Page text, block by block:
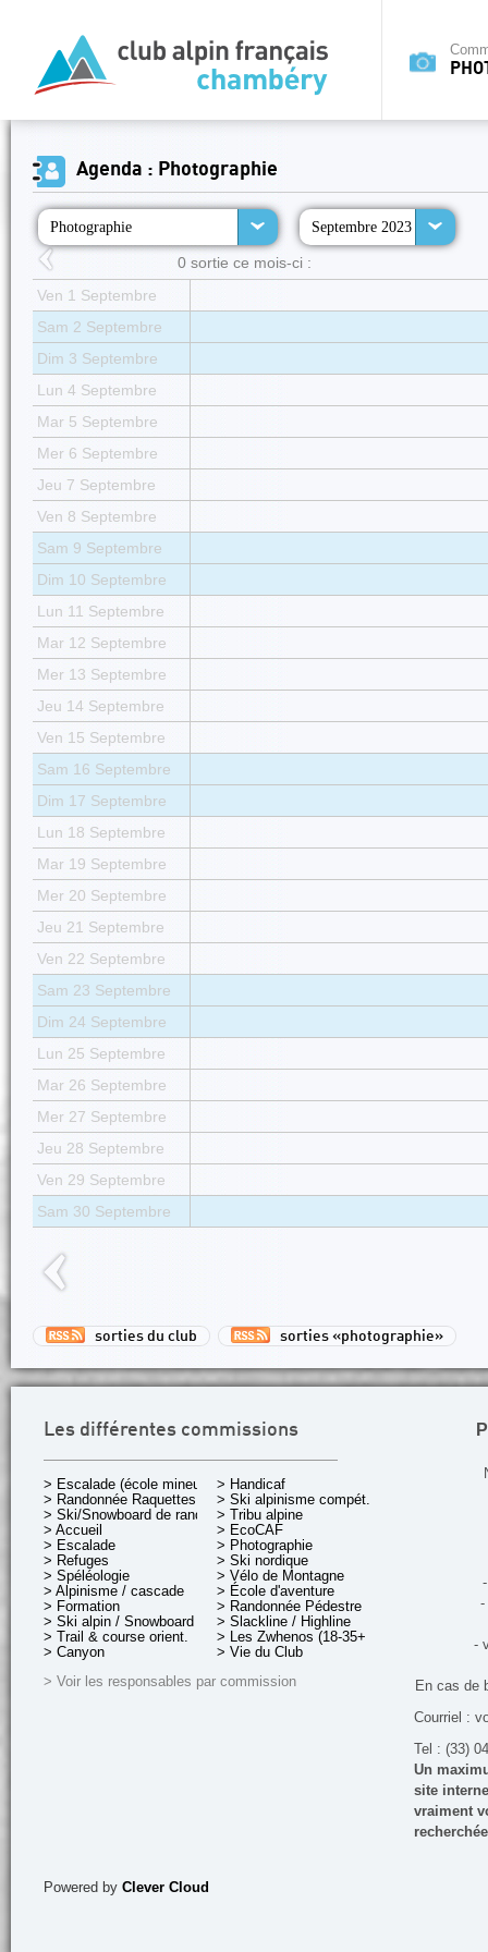
Agenda : Photographie
Photographie Septembre 2023
0 sortie ce mois-ci :
Ven 1 Septembre
Sam 2 Septembre
Dim 3 Septembre
Lun 4 Septembre
Mar 5 Septembre
Mer 6 Septembre
Jeu 7 Septembre
Ven 8 Septembre
Sam 9 Septembre
Dim 10 Septembre
Lun 11 Septembre
Mar 12 Septembre
Mer 13 Septembre
Jeu 14 Septembre
Ven 15 Septembre
Sam 16 Septembre
Dim 17 Septembre
Lun 18 Septembre
Mar 19 Septembre
Mer 20 Septembre
Jeu 21 Septembre
Ven 22 Septembre
Sam 23 Septembre
Dim 24 Septembre
Lun 25 Septembre
Mar 26 Septembre
Mer 27 Septembre
Jeu 28 Septembre
Ven 29 Septembre
Sam 30 Septembre
sorties du club sorties «photographie»
Les différentes commissions
> Escalade (école mineurs)
> Randonnée Raquettes
> Ski/Snowboard de rando.
> Accueil
> Escalade
> Refuges
> Spéléologie
> Alpinisme / cascade
> Formation
> Ski alpin / Snowboard
> Trail & course orient.
> Canyon
> Handicaf
> Ski alpinisme compét.
> Tribu alpine
> EcoCAF
> Photographie
> Ski nordique
> Vélo de Montagne
> École d'aventure
> Randonnée Pédestre
> Slackline / Highline
> Les Zwhenos (18-35+ ans)
> Vie du Club
> Voir les responsables par commission
-
-
En cas de
Courriel :
Tel : (33)
Un
site
vraiment
Powered by Clever Cloud